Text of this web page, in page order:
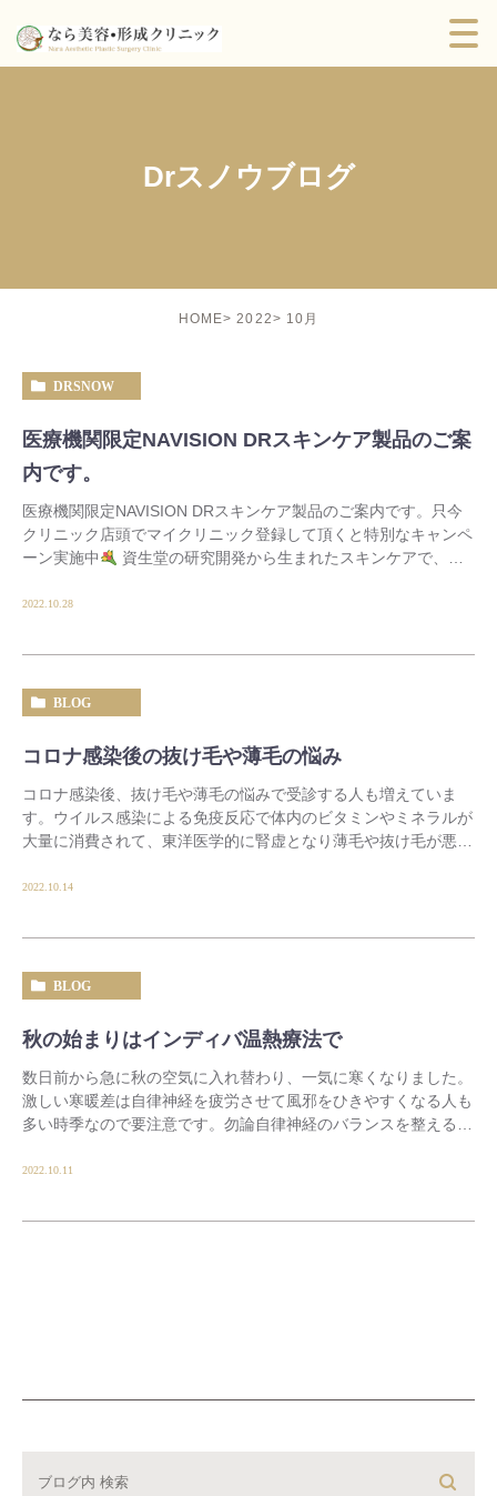
Drスノウブログ
HOME 2022 10月
DRSNOW
医療機関限定NAVISION DRスキンケア製品のご案
内です。
医療機関限定NAVISION DRスキンケア製品のご案内です。只今
クリニック店頭でマイクリニック登録して頂くと特別なキャンペ
ーン実施中
資生堂の研究開発から生まれたスキンケアで、医
2022.10.28
BLOG
コロナ感染後の抜け毛や薄毛の悩み
コロナ感染後、抜け毛や薄毛の悩みで受診する人も増えていま
す。ウイルス感染による免疫反応で体内のビタミンやミネラルが
大量に消費されて、東洋医学的に腎虚となり薄毛や抜け毛が悪化
2022.10.14
BLOG
秋の始まりはインディバ温熱療法で
数日前から急に秋の空気に入れ替わり、一気に寒くなりました。
激しい寒暖差は自律神経を疲労させて風邪をひきやすくなる人も
多い時季なので要注意です。勿論自律神経のバランスを整える
2022.10.11